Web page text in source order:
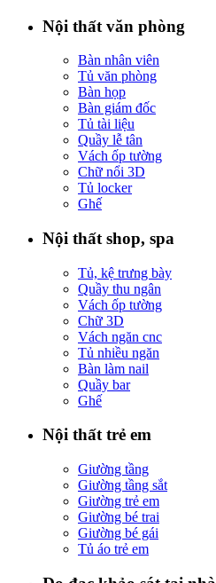
Nội thất văn phòng
Bàn nhân viên
Tủ văn phòng
Bàn họp
Bàn giám đốc
Tủ tài liệu
Quầy lễ tân
Vách ốp tường
Chữ nổi 3D
Tủ locker
Ghế
Nội thất shop, spa
Tủ, kệ trưng bày
Quầy thu ngân
Vách ốp tường
Chữ 3D
Vách ngăn cnc
Tủ nhiều ngăn
Bàn làm nail
Quầy bar
Ghế
Nội thất trẻ em
Giường tầng
Giường tầng sắt
Giường trẻ em
Giường bé trai
Giường bé gái
Tủ áo trẻ em